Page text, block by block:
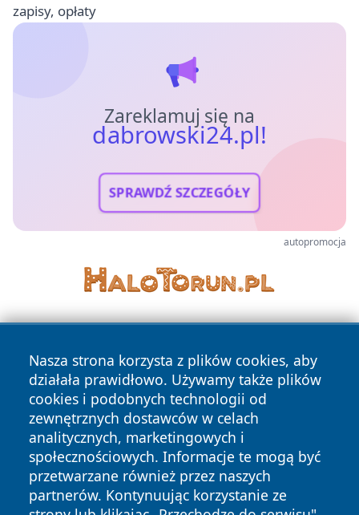
zapisy, opłaty
Zareklamuj się na
dabrowski24.pl!
SPRAWDŹ SZCZEGÓŁY
autopromocja
Nasza strona korzysta z plików cookies, aby
działała prawidłowo. Używamy także plików
cookies i podobnych technologii od
zewnętrznych dostawców w celach
analitycznych, marketingowych i
społecznościowych. Informacje te mogą być
przetwarzane również przez naszych
partnerów. Kontynuując korzystanie ze
Copyright © 2026 dabrowski24.pl Wszystkie prawa
zastrzeżone.
News Autorzy
Polityka
Polityka